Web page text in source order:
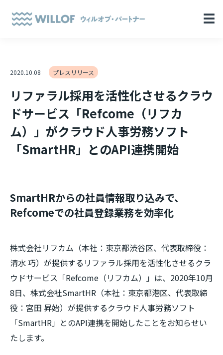
☰
2020.10.08 プレスリリース
リファラル採用を活性化させるクラウ
ドサービス「Refcome（リフカ
ム）」がクラウド人事労務ソフト
「SmartHR」とのAPI連携開始
SmartHRからの社員情報取り込みで、
Refcomeでの社員登録業務を効率化
株式会社リフカム（本社：東京都渋谷区、代表取締役：
清水 巧）が提供するリファラル採用を活性化させるクラ
ウドサービス「Refcome（リフカム）」は、2020年10月
8日、株式会社SmartHR（本社：東京都港区、代表取締
役：宮田 昇始）が提供するクラウド人事労務ソフト
「SmartHR」とのAPI連携を開始したことをお知らせい
たします。